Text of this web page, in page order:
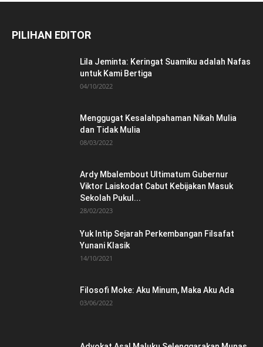
PILIHAN EDITOR
Lila Jeminta: Keringat Suamiku adalah Nafas
untuk Kami Bertiga
04/10/2022
Menggugat Kesalahpahaman Nikah Mulia
dan Tidak Mulia
08/03/2022
Ardy Mbalembout Ultimatum Gubernur
Viktor Laiskodat Cabut Kebijakan Masuk
Sekolah Pukul...
28/02/2023
Yuk Intip Sejarah Perkembangan Filsafat
Yunani Klasik
14/10/2021
Filosofi Moke: Aku Minum, Maka Aku Ada
03/06/2022